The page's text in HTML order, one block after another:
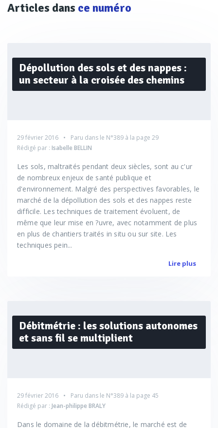
Articles dans ce numéro
Dépollution des sols et des nappes :
un secteur à la croisée des chemins
29 février 2016 Paru dans le N°389 à la page 29
Rédigé par : Isabelle BELLIN
Les sols, maltraités pendant deux siècles, sont au c'ur
de nombreux enjeux de santé publique et
d'environnement. Malgré des perspectives favorables, le
marché de la dépollution des sols et des nappes reste
difficile. Les techniques de traitement évoluent, de
même que leur mise en ?uvre, avec notamment de plus
en plus de chantiers traités in situ ou sur site. Les
techniques pein...
Lire plus
Débitmétrie : les solutions autonomes
et sans fil se multiplient
29 février 2016 Paru dans le N°389 à la page 45
Rédigé par : Jean-philippe BRALY
Dans le domaine de la débitmétrie, le marché est de